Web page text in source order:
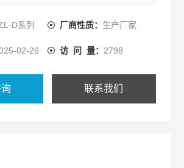
D系列 厂商性质： 生产厂家
02-26 访 问 量： 2798
联系我们